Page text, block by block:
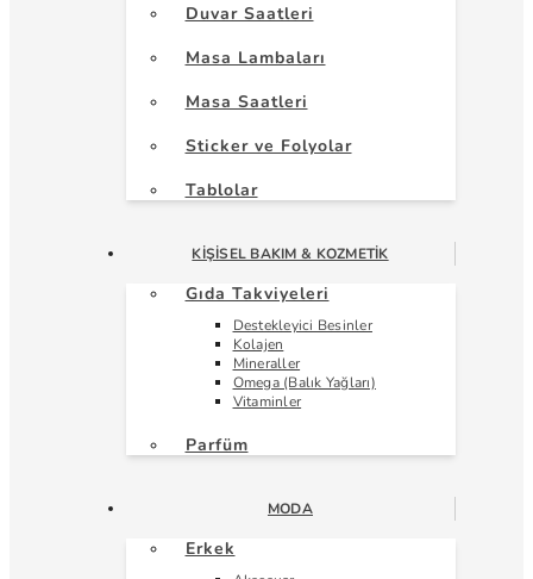
Duvar Saatleri
Masa Lambaları
Masa Saatleri
Sticker ve Folyolar
Tablolar
KIŞISEL BAKIM & KOZMETIK
Gıda Takviyeleri
Destekleyici Besinler
Kolajen
Mineraller
Omega (Balık Yağları)
Vitaminler
Parfüm
MODA
Erkek